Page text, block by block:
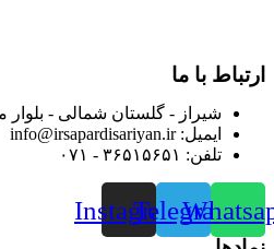
ارتباط با ما
شیراز - گلستان شمالی -
ایمیل: info@irsapardisariyan.ir
تلفن: ۳۶۵۱۵۶۵۱ - ۰۷۱
Telegram
Instagram